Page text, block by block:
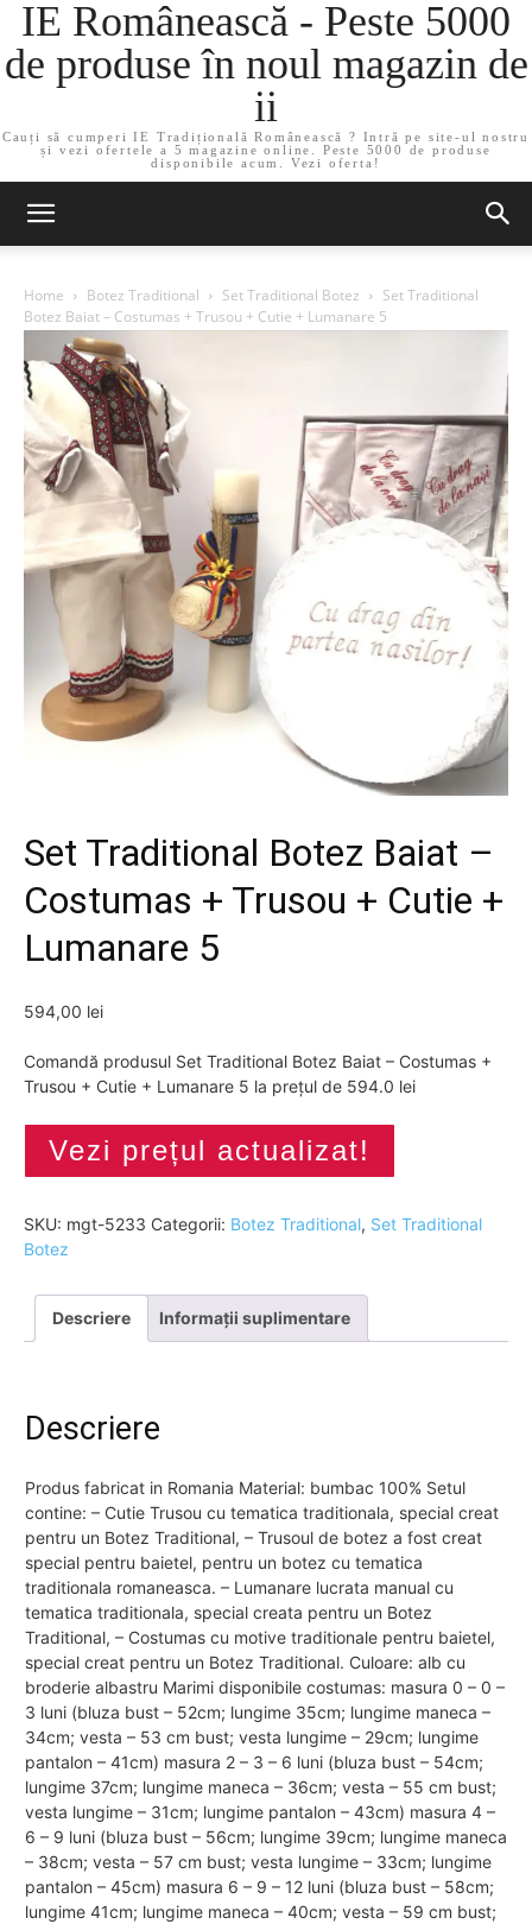
IE Românească - Peste 5000
de produse în noul magazin de
ii
Cauți să cumperi IE Tradițională Românească ? Intră pe site-ul nostru
și vezi ofertele a 5 magazine online. Peste 5000 de produse
disponibile acum. Vezi oferta!
Home Botez Traditional Set Traditional Botez
Set Traditional
Botez Baiat – Costumas + Trusou + Cutie + Lumanare 5
Set Traditional Botez Baiat –
Costumas + Trusou + Cutie +
Lumanare 5
594,00 lei
Comandă produsul Set Traditional Botez Baiat – Costumas +
Trusou + Cutie + Lumanare 5 la prețul de 594.0 lei
Vezi prețul actualizat!
SKU: mgt-5233 Categorii: Botez Traditional, Set Traditional
Botez
Descriere Informații suplimentare
Descriere
Produs fabricat in Romania Material: bumbac 100% Setul
contine: – Cutie Trusou cu tematica traditionala, special creat
pentru un Botez Traditional, – Trusoul de botez a fost creat
special pentru baietel, pentru un botez cu tematica
traditionala romaneasca. – Lumanare lucrata manual cu
tematica traditionala, special creata pentru un Botez
Traditional, – Costumas cu motive traditionale pentru baietel,
special creat pentru un Botez Traditional. Culoare: alb cu
broderie albastru Marimi disponibile costumas: masura 0 – 0 –
3 luni (bluza bust – 52cm; lungime 35cm; lungime maneca –
34cm; vesta – 53 cm bust; vesta lungime – 29cm; lungime
pantalon – 41cm) masura 2 – 3 – 6 luni (bluza bust – 54cm;
lungime 37cm; lungime maneca – 36cm; vesta – 55 cm bust;
vesta lungime – 31cm; lungime pantalon – 43cm) masura 4 –
6 – 9 luni (bluza bust – 56cm; lungime 39cm; lungime maneca
– 38cm; vesta – 57 cm bust; vesta lungime – 33cm; lungime
pantalon – 45cm) masura 6 – 9 – 12 luni (bluza bust – 58cm;
lungime 41cm; lungime maneca – 40cm; vesta – 59 cm bust;